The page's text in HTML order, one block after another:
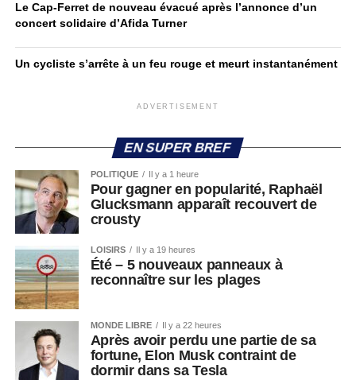
Le Cap-Ferret de nouveau évacué après l’annonce d’un
concert solidaire d’Afida Turner
Un cycliste s’arrête à un feu rouge et meurt instantanément
ADVERTISEMENT
EN SUPER BREF
POLITIQUE Il y a 1 heure
Pour gagner en popularité, Raphaël
Glucksmann apparaît recouvert de
crousty
LOISIRS Il y a 19 heures
Été – 5 nouveaux panneaux à
reconnaître sur les plages
MONDE LIBRE Il y a 22 heures
Après avoir perdu une partie de sa
fortune, Elon Musk contraint de
dormir dans sa Tesla